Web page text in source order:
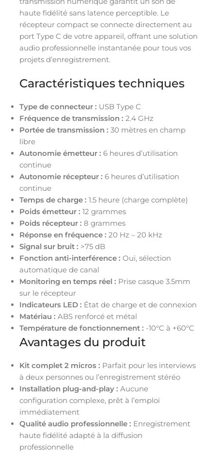
haute fidélité sans latence perceptible. Le
récepteur compact se connecte directement au
port Type C de votre appareil, offrant une solution
audio professionnelle instantanée pour tous vos
projets d’enregistrement.
Caractéristiques techniques
Type de connecteur : USB Type C
Fréquence de transmission : 2.4 GHz
Portée de transmission : 30 mètres en champ
libre
Autonomie émetteur : 6 heures d’utilisation
continue
Autonomie récepteur : 6 heures d’utilisation
continue
Temps de charge : 1.5 heure (charge complète)
Poids émetteur : 12 grammes
Poids récepteur : 8 grammes
Réponse en fréquence : 20 Hz – 20 kHz
Signal sur bruit : >75 dB
Fonction anti-interférence : Oui, sélection
automatique de canal
Monitoring en temps réel : Prise casque 3.5mm
sur le récepteur
Indicateurs LED : État de charge et de connexion
Matériau : ABS renforcé et métal
Température de fonctionnement : -10°C à +60°C
Avantages du produit
Kit complet 2 micros : Parfait pour les interviews
à deux personnes ou l’enregistrement stéréo
Installation plug-and-play : Aucune
configuration complexe, prêt à l’emploi
immédiatement
Qualité audio professionnelle : Enregistrement
haute fidélité adapté à la diffusion
professionnelle